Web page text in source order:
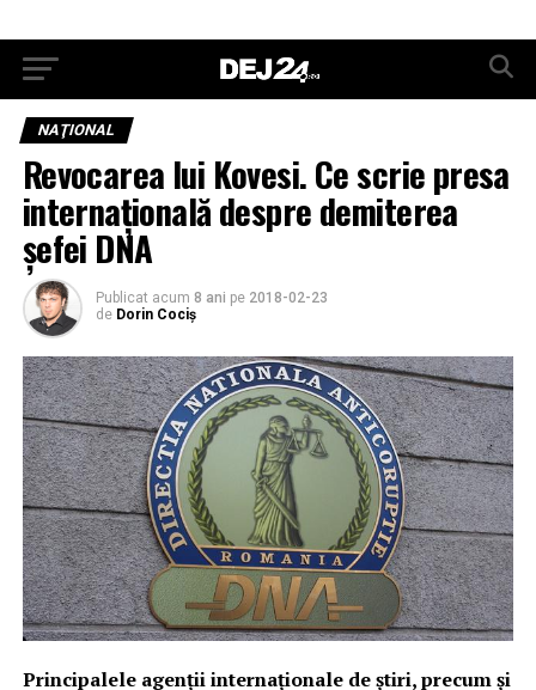
NAŢIONAL
Revocarea lui Kovesi. Ce scrie presa
internaţională despre demiterea
şefei DNA
Publicat acum 8 ani pe 2018-02-23
de Dorin Cociș
Principalele agenţii internaţionale de ştiri, precum şi